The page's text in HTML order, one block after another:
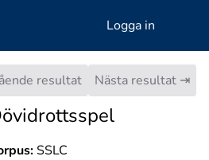
Logga in
resultat Nästa resultat ⇥
SSLC